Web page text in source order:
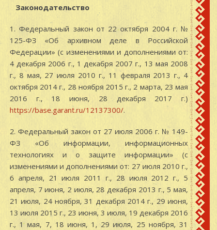
Законодательство
1. Федеральный закон от 22 октября 2004 г. №
125-ФЗ «Об архивном деле в Российской
Федерации» (с изменениями и дополнениями от:
4 декабря 2006 г., 1 декабря 2007 г., 13 мая 2008
г., 8 мая, 27 июля 2010 г., 11 февраля 2013 г., 4
октября 2014 г., 28 ноября 2015 г., 2 марта, 23 мая
2016 г., 18 июня, 28 декабря 2017 г.)
https://base.garant.ru/12137300/.
2. Федеральный закон от 27 июля 2006 г. № 149-
ФЗ «Об информации, информационных
технологиях и о защите информации» (с
изменениями и дополнениями от: 27 июля 2010 г.,
6 апреля, 21 июля 2011 г., 28 июля 2012 г., 5
апреля, 7 июня, 2 июля, 28 декабря 2013 г., 5 мая,
21 июля, 24 ноября, 31 декабря 2014 г., 29 июня,
13 июля 2015 г., 23 июня, 3 июля, 19 декабря 2016
г., 1 мая, 7, 18 июня, 1, 29 июля, 25 ноября, 31